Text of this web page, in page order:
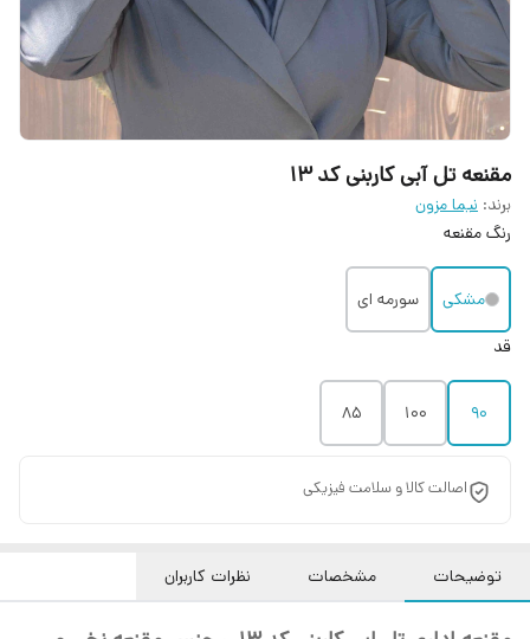
مقنعه تل آبی کاربنی کد 13
برند: نیما مزون
رنگ مقنعه
مشکی
سورمه ای
قد
90
100
85
اصالت کالا و سلامت فیزیکی
توضیحات مشخصات نظرات کاربران